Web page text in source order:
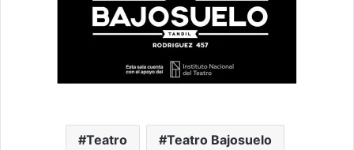
Teatro Teatro Bajosuelo